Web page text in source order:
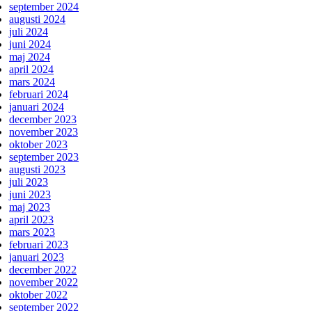
september 2024
augusti 2024
juli 2024
juni 2024
maj 2024
april 2024
mars 2024
februari 2024
januari 2024
december 2023
november 2023
oktober 2023
september 2023
augusti 2023
juli 2023
juni 2023
maj 2023
april 2023
mars 2023
februari 2023
januari 2023
december 2022
november 2022
oktober 2022
september 2022